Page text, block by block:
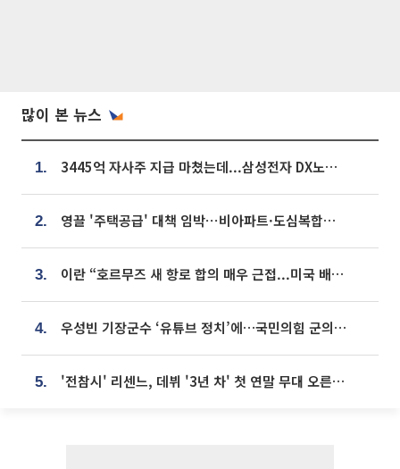
많이 본 뉴스
1. 3445억 자사주 지급 마쳤는데...삼성전자 DX노조, 뒤늦은 '떼쓰기 집회'
2. 영끌 '주택공급' 대책 임박⋯비아파트·도심복합까지 총동원
3. 이란 “호르무즈 새 항로 합의 매우 근접...미국 배상 먼저”
4. 우성빈 기장군수 ‘유튜브 정치’에…국민의힘 군의원들 집단 반발
5. '전참시' 리센느, 데뷔 '3년 차' 첫 연말 무대 오른다⋯"그동안 섭외 안 와"